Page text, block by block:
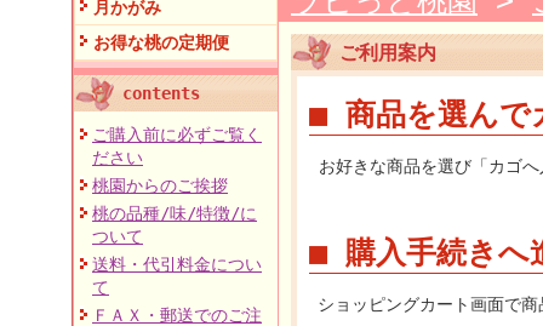
月かがみ
お得な桃の定期便
contents
ご購入前に必ずご覧く
ださい
桃園からのご挨拶
桃の品種/味/特徴/に
ついて
送料・代引料金につい
て
ＦＡＸ・郵送でのご注
ご利用案内
■ 商品を選んで
お好きな商品を選び「カゴ
■ 購入手続きへ
ショッピングカート画面で